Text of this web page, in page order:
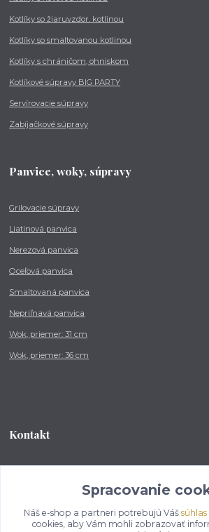
Kotlíky so žiaruvzdor. kotlinou
Kotlíky so smaltovanou kotlinou
Kotlíky s chráničom, ohniskom
Kotlíkové súpravy BIG PARTY
Servírovacie súpravy
Zabíjačkové súpravy
Panvice, woky, súpravy
Grilovacie súpravy
Liatinová panvica
Nerezová panvica
Oceľová panvica
Smaltovaná panvica
Nepriľnavá panvica
Wok, priemer: 31 cm
Wok, priemer: 36 cm
Kontakt
od 8:00 - do 16:00 hod
info@kotlikovesupravy.sk
Spracovanie
Náš e-shop a partneri potrebujú Váš súhlas
cookies, aby Vám mohli zobrazovať